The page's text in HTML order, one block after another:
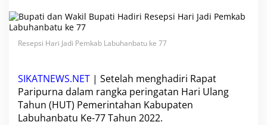
a
n
a
l
u
p
a
Resepsi Hari Jadi Pemkab Labuhanbatu ke 77
SIKATNEWS.NET | Setelah menghadiri Rapat
Paripurna dalam rangka peringatan Hari Ulang
Tahun (HUT) Pemerintahan Kabupaten
Labuhanbatu Ke-77 Tahun 2022.